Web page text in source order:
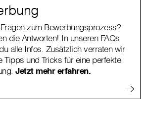
zum Bewerbungsprozess?
die Antworten! In unseren FAQs
alle Infos. Zusätzlich verraten wir
Tipps und Tricks für eine perfekte
Jetzt mehr erfahren.